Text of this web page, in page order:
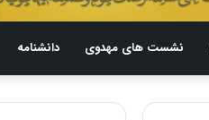
نشست های مهدوی دانشنامه